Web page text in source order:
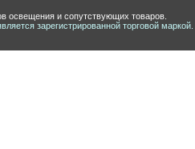
освещения и сопутствующих товаров.
зарегистрированной торговой